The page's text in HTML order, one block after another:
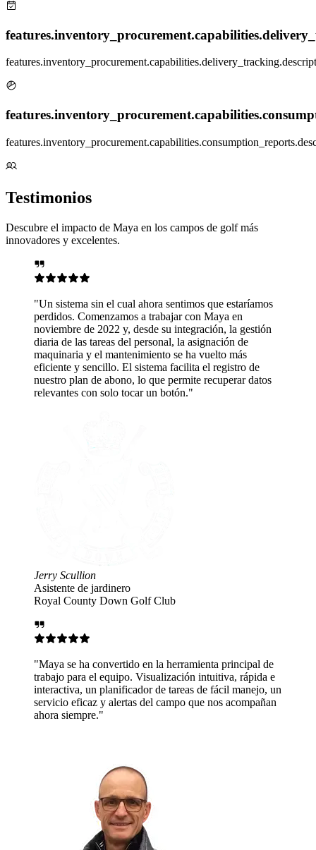
Testimonios
Descubre el impacto de Maya en los campos de golf más
innovadores y excelentes.
sentimos que estaríamos
con Maya en
su integración, la gestión
la asignación de
se ha vuelto más
facilita el registro de
permite recuperar datos
botón."
herramienta principal de
intuitiva, rápida e
tareas de fácil manejo, un
que nos acompañan